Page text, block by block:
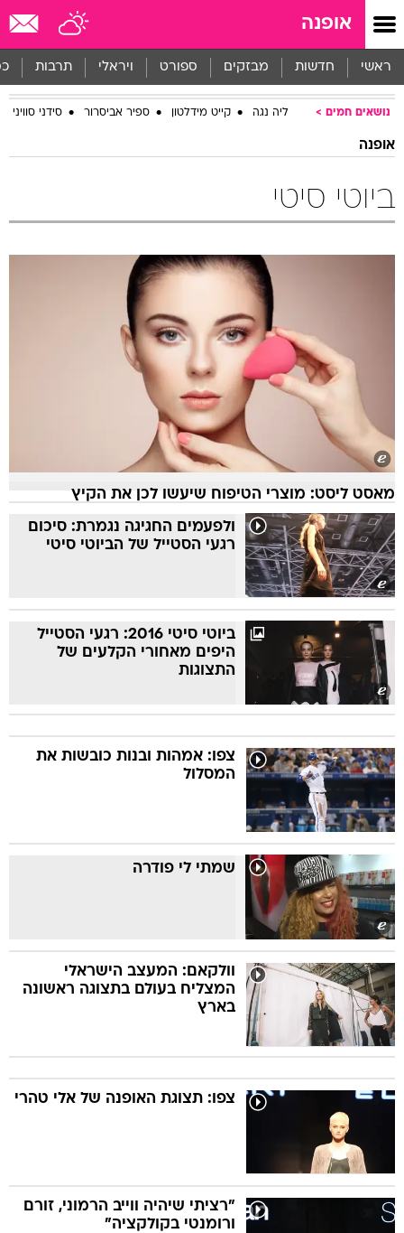
אופנה
ראשי חדשות מבזקים ספורט ויראלי תרבות
נושאים חמים ליה נגה קייט מידלטון ספיר אביסרור סידני סוויני
אופנה
ביוטי סיטי
מאסט ליסט: מוצרי הטיפוח שיעשו לכן את הקיץ
ולפעמים החגיגה נגמרת: סיכום
רגעי הסטייל של הביוטי סיטי
ביוטי סיטי 2016: רגעי הסטייל
היפים מאחורי הקלעים של
התצוגות
צפו: אמהות ובנות כובשות את
המסלול
שמתי לי פודרה
וולקאם: המעצב הישראלי
המצליח בעולם בתצוגה ראשונה
בארץ
צפו: תצוגת האופנה של אלי טהרי
"רציתי שיהיה ווייב הרמוני, זורם
ורומנטי בקולקציה"